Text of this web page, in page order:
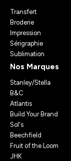
Transfert
Broderie
Impression
Sérigraphie
Sublimation
Nos Marques
Stanley/Stella
B&C
Atlantis
Build Your Brand
Sol's
Beechfield
Fruit of the Loom
JHK